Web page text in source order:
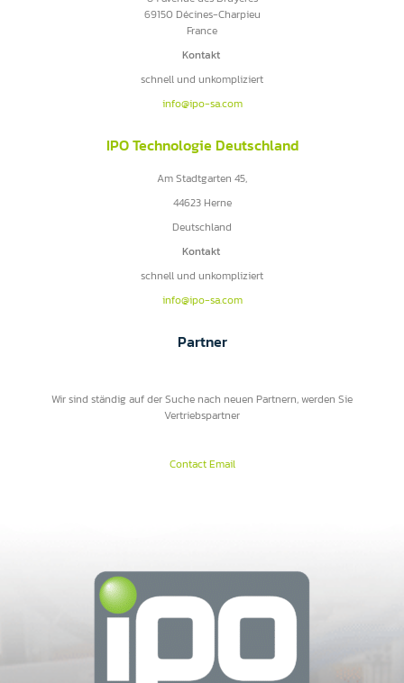
69150 Décines-Charpieu
France
Kontakt
schnell und unkompliziert
info@ipo-sa.com
IPO Technologie Deutschland
Am Stadtgarten 45,
44623 Herne
Deutschland
Kontakt
schnell und unkompliziert
info@ipo-sa.com
Partner
Wir sind ständig auf der Suche nach neuen Partnern, werden Sie
Vertriebspartner
Contact Email